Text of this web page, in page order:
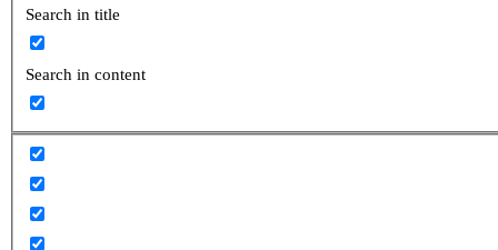
search
Search in title
Search in content